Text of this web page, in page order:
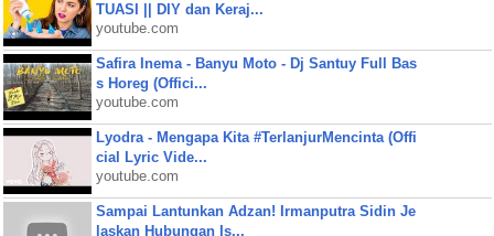
TUASI || DIY dan Keraj...
youtube.com
Safira Inema - Banyu Moto - Dj Santuy Full Bas
s Horeg (Offici...
youtube.com
Lyodra - Mengapa Kita #TerlanjurMencinta (Offi
cial Lyric Vide...
youtube.com
Sampai Lantunkan Adzan! Irmanputra Sidin Je
laskan Hubungan Is...